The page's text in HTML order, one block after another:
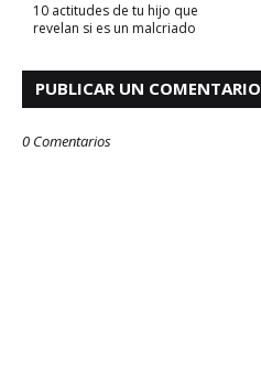
10 actitudes de tu hijo que
revelan si es un malcriado
PUBLICAR UN COMENTARIO
0 Comentarios